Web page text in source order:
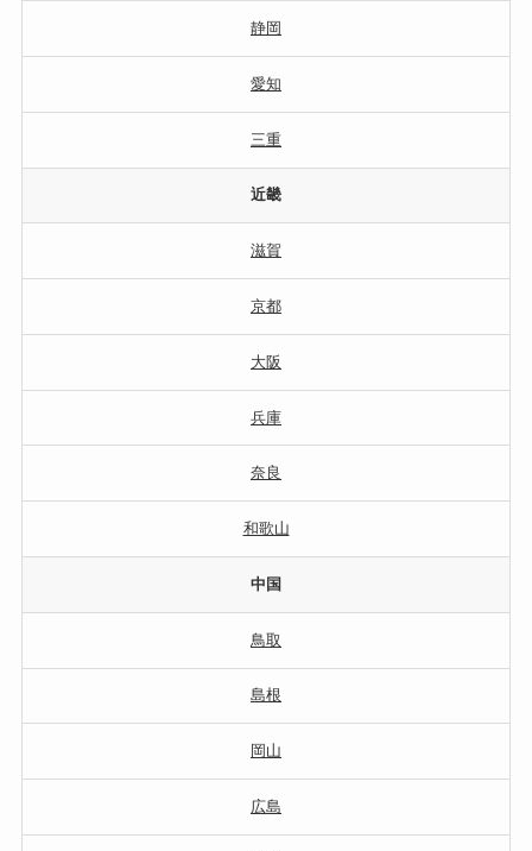
静岡
愛知
三重
近畿
滋賀
京都
大阪
兵庫
奈良
和歌山
中国
鳥取
島根
岡山
広島